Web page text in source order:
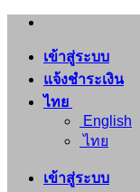
ข้าม
เนื้อหา
เข้าสู่ระบบ
แจ้งชำระเงิน
ไทย
English
ไทย
เข้าสู่ระบบ